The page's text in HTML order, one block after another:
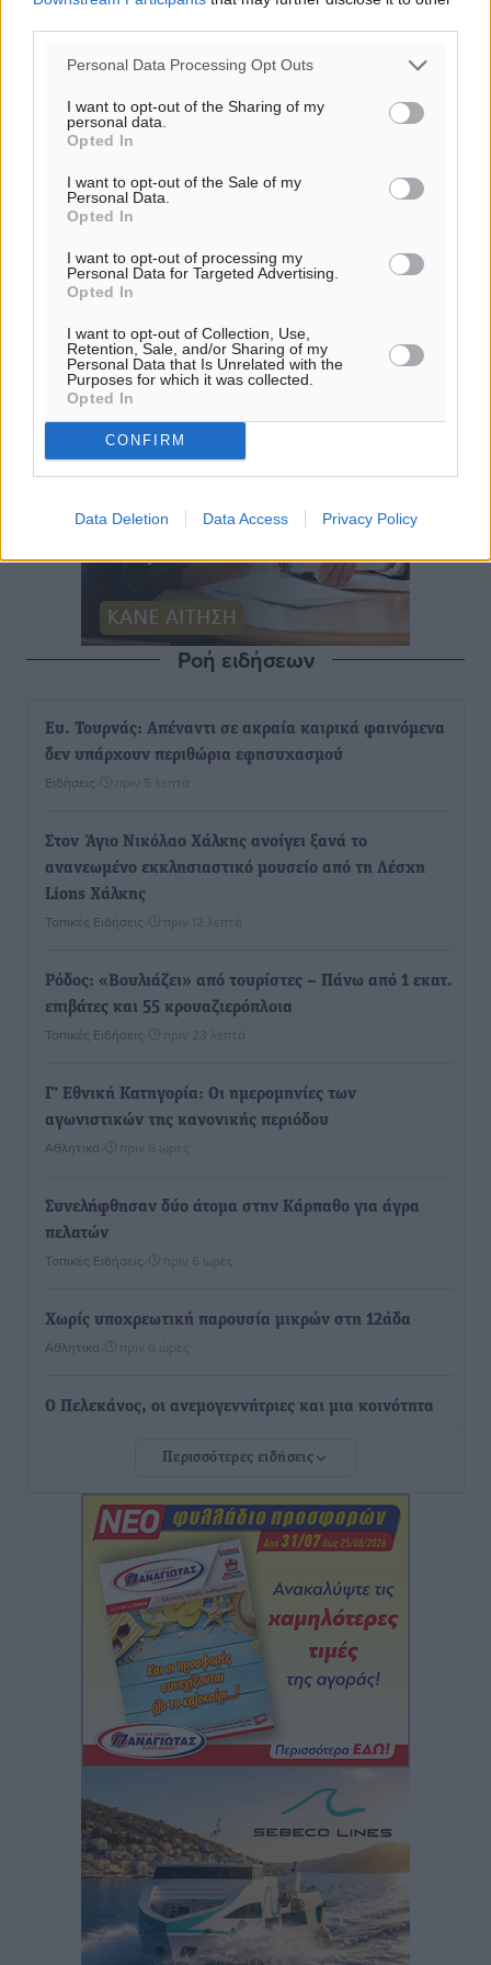
Personal Data Processing Opt Outs
I want to opt-out of the Sharing of my
personal data.
Opted In
I want to opt-out of the Sale of my
Personal Data.
Opted In
I want to opt-out of processing my
Personal Data for Targeted Advertising.
Opted In
I want to opt-out of Collection, Use,
Retention, Sale, and/or Sharing of my
Personal Data that Is Unrelated with the
Purposes for which it was collected.
Opted In
CONFIRM
Data Deletion Data Access Privacy Policy
Ροή ειδήσεων
Ευ. Τουρνάς: Απέναντι σε ακραία καιρικά φαινόμενα
δεν υπάρχουν περιθώρια εφησυχασμού
Ειδήσεις πριν 5 λεπτά
Στον Άγιο Νικόλαο Χάλκης ανοίγει ξανά το
ανανεωμένο εκκλησιαστικό μουσείο από τη Λέσχη
Lions Χάλκης
Τοπικές Ειδήσεις πριν 12 λεπτά
Ρόδος: «Βουλιάζει» από τουρίστες – Πάνω από 1 εκατ.
επιβάτες και 55 κρουαζιερόπλοια
Τοπικές Ειδήσεις πριν 23 λεπτά
Γ’ Εθνική Κατηγορία: Οι ημερομηνίες των
αγωνιστικών της κανονικής περιόδου
Αθλητικά πριν 6 ώρες
Συνελήφθησαν δύο άτομα στην Κάρπαθο για άγρα
πελατών
Τοπικές Ειδήσεις πριν 6 ώρες
Χωρίς υποχρεωτική παρουσία μικρών στη 12άδα
Αθλητικά πριν 6 ώρες
Ο Πελεκάνος, οι ανεμογεννήτριες και μια κοινότητα
πριν 6 ώρες
Η Ρόδος περιμένει και οι θεσμοί της λογομαχούν
Δημο-Κρίσεις πριν 6 ώρες
Τα Γλυπτά του Παρθενώνα ως προσωπικό δώρο στον
Δημο-Κρίσεις• πριν 6 ώρες
Το στενό της Κρεμαστής μπήκε στη λίστα των 7
θαυμάτων της αναμονής
Δημο-Κρίσεις• πριν 6 ώρες
ΣΕΤΕ: Σημαντική θεσμική εξέλιξη η ΚΥΑ για το ΕΧΠ
για τον τουρισμό
πριν 7 ώρες
Γ. Χατζημάρκος: “Δύο μεγάλες δεσμεύσεις
Περισσότερες ειδήσεις